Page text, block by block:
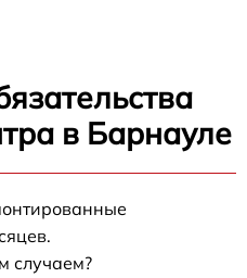
в Барнауле
случаем?